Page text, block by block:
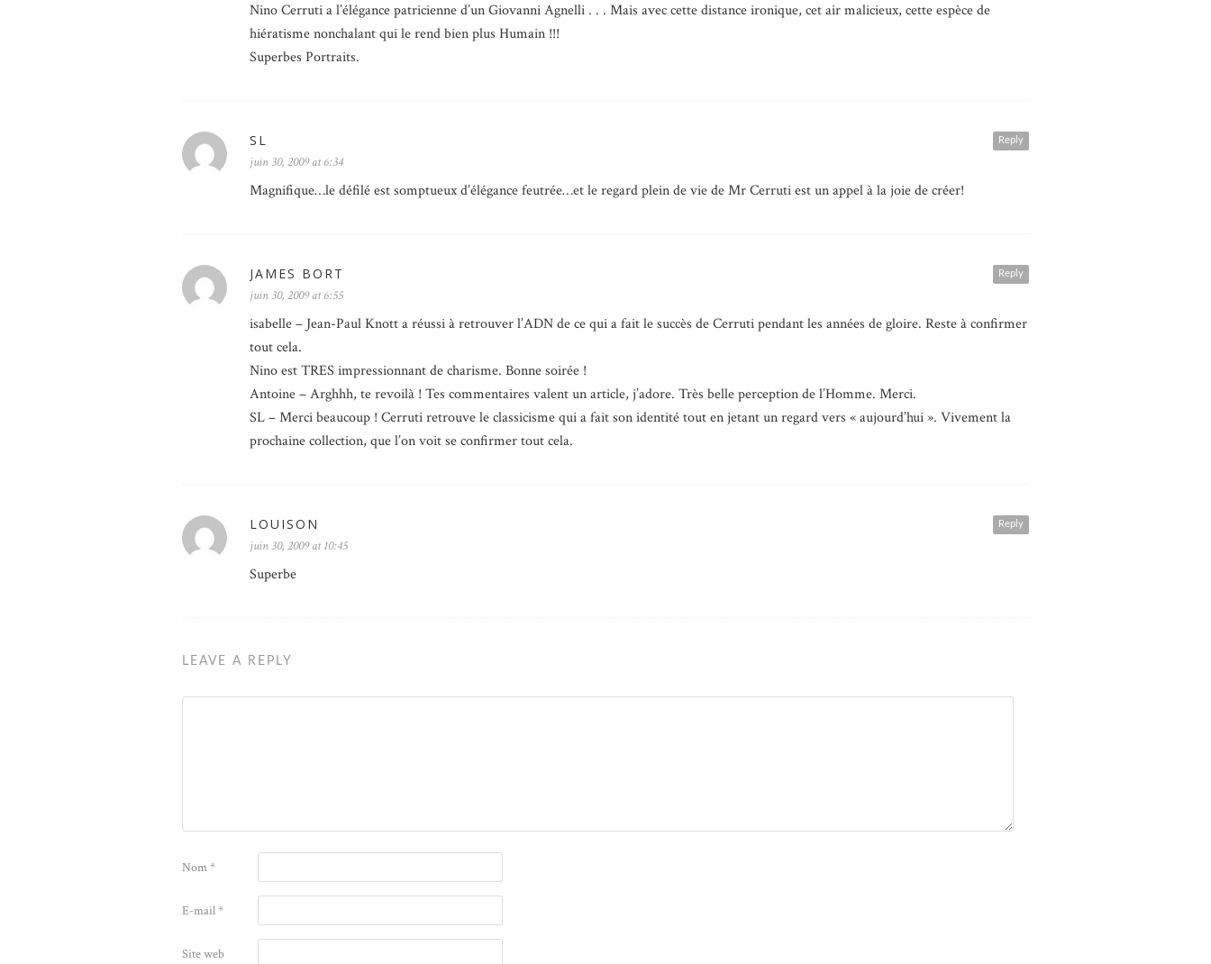
Nino Cerruti a l’élégance patricienne d’un Giovanni Agnelli . . . Mais avec cette distance ironique, cet air malicieux, cette espèce de
hiératisme nonchalant qui le rend bien plus Humain !!!
Superbes Portraits.
Reply
SL
juin 30, 2009 at 6:34
Magnifique…le défilé est somptueux d’élégance feutrée…et le regard plein de vie de Mr Cerruti est un appel à la joie de créer!
Reply
JAMES BORT
juin 30, 2009 at 6:55
isabelle – Jean-Paul Knott a réussi à retrouver l’ADN de ce qui a fait le succès de Cerruti pendant les années de gloire. Reste à confirmer
tout cela.
Nino est TRES impressionnant de charisme. Bonne soirée !
Antoine – Arghhh, te revoilà ! Tes commentaires valent un article, j’adore. Très belle perception de l’Homme. Merci.
SL – Merci beaucoup ! Cerruti retrouve le classicisme qui a fait son identité tout en jetant un regard vers « aujourd’hui ». Vivement la
prochaine collection, que l’on voit se confirmer tout cela.
Reply
LOUISON
juin 30, 2009 at 10:45
Superbe
LEAVE A REPLY
Nom*
E-mail*
Site web